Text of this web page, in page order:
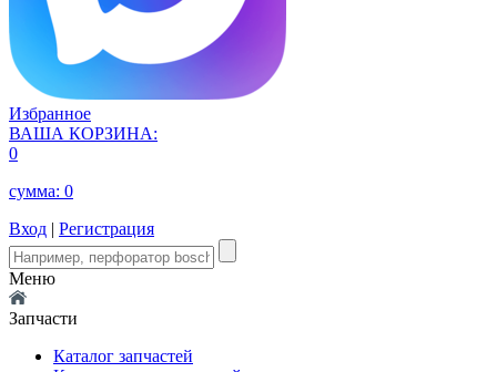
Избранное
ВАША КОРЗИНА:
0
сумма: 0
Вход | Регистрация
Меню
Запчасти
Каталог запчастей